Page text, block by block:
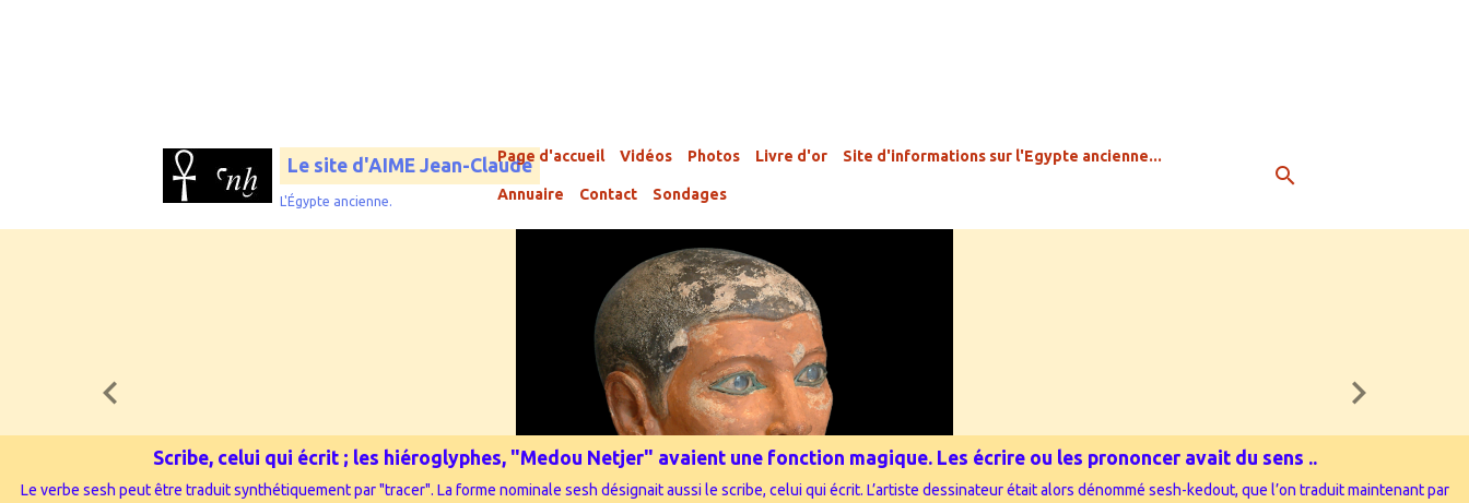
Le site d'AIME Jean-Claude
L'Égypte ancienne.
Page d'accueil Vidéos Photos Livre d'or Site d'informations sur l'Egypte ancienne...
Annuaire Contact Sondages
Scribe, celui qui écrit ; les hiéroglyphes, "Medou Netjer" avaient une fonction magique. Les écrire ou les prononcer avait du sens ..
Le verbe sesh peut être traduit synthétiquement par "tracer". La forme nominale sesh désignait aussi le scribe, celui qui écrit. L’artiste dessinateur était alors dénommé sesh-kedout, que l’on traduit maintenant par